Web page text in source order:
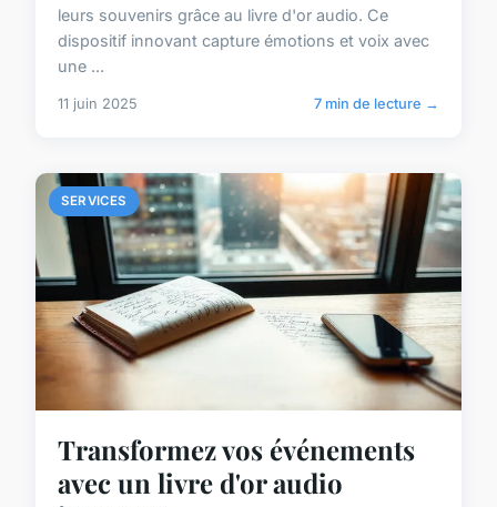
leurs souvenirs grâce au livre d'or audio. Ce
dispositif innovant capture émotions et voix avec
une ...
11 juin 2025 7 min de lecture →
SERVICES
Transformez vos événements
avec un livre d'or audio